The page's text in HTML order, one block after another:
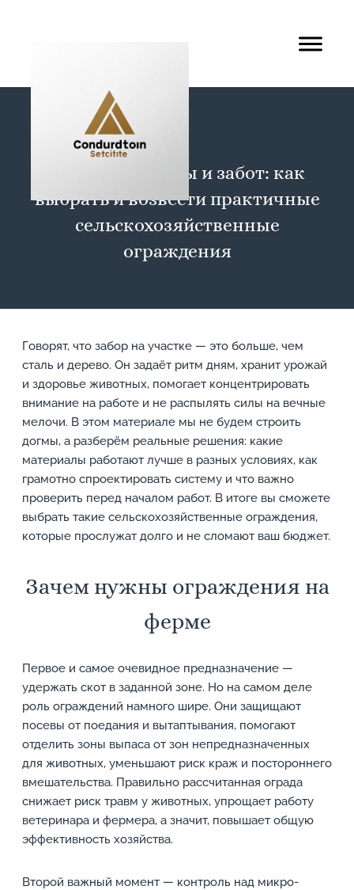
Границы работы и забот: как
выбрать и возвести практичные
сельскохозяйственные
ограждения
Говорят, что забор на участке — это больше, чем
сталь и дерево. Он задаёт ритм дням, хранит урожай
и здоровье животных, помогает концентрировать
внимание на работе и не распылять силы на вечные
мелочи. В этом материале мы не будем строить
догмы, а разберём реальные решения: какие
материалы работают лучше в разных условиях, как
грамотно спроектировать систему и что важно
проверить перед началом работ. В итоге вы сможете
выбрать такие сельскохозяйственные ограждения,
которые прослужат долго и не сломают ваш бюджет.
Зачем нужны ограждения на
ферме
Первое и самое очевидное предназначение —
удержать скот в заданной зоне. Но на самом деле
роль ограждений намного шире. Они защищают
посевы от поедания и вытаптывания, помогают
отделить зоны выпаса от зон непредназначенных
для животных, уменьшают риск краж и постороннего
вмешательства. Правильно рассчитанная ограда
снижает риск травм у животных, упрощает работу
ветеринара и фермера, а значит, повышает общую
эффективность хозяйства.
Второй важный момент — контроль над микро-